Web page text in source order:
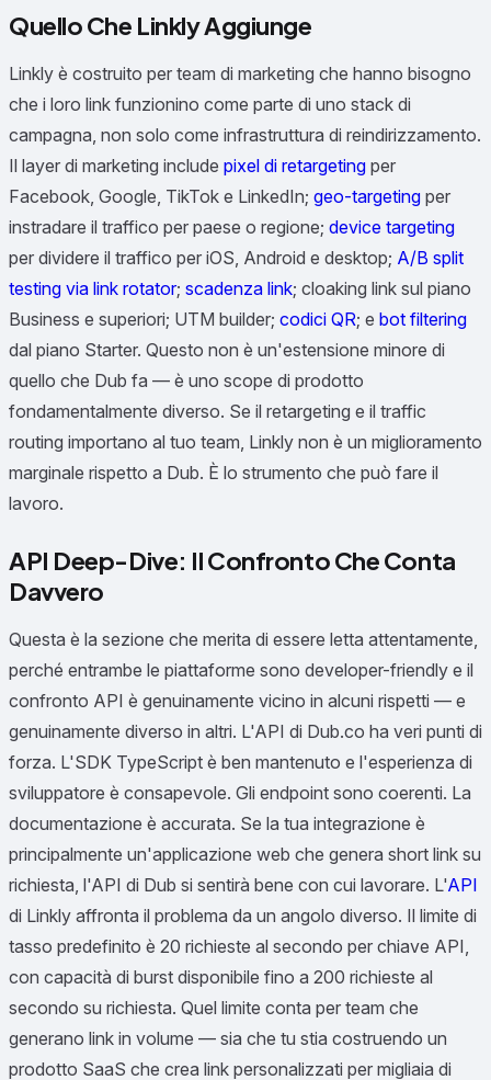
Quello Che Linkly Aggiunge
Linkly è costruito per team di marketing che hanno bisogno
che i loro link funzionino come parte di uno stack di
campagna, non solo come infrastruttura di reindirizzamento.
Il layer di marketing include pixel di retargeting per
Facebook, Google, TikTok e LinkedIn; geo-targeting per
instradare il traffico per paese o regione; device targeting
per dividere il traffico per iOS, Android e desktop; A/B split
testing via link rotator; scadenza link; cloaking link sul piano
Business e superiori; UTM builder; codici QR; e bot filtering
dal piano Starter. Questo non è un'estensione minore di
quello che Dub fa — è uno scope di prodotto
fondamentalmente diverso. Se il retargeting e il traffic
routing importano al tuo team, Linkly non è un miglioramento
marginale rispetto a Dub. È lo strumento che può fare il
lavoro.
API Deep-Dive: Il Confronto Che Conta
Davvero
Questa è la sezione che merita di essere letta attentamente,
perché entrambe le piattaforme sono developer-friendly e il
confronto API è genuinamente vicino in alcuni rispetti — e
genuinamente diverso in altri. L'API di Dub.co ha veri punti di
forza. L'SDK TypeScript è ben mantenuto e l'esperienza di
sviluppatore è consapevole. Gli endpoint sono coerenti. La
documentazione è accurata. Se la tua integrazione è
principalmente un'applicazione web che genera short link su
richiesta, l'API di Dub si sentirà bene con cui lavorare. L'API
di Linkly affronta il problema da un angolo diverso. Il limite di
tasso predefinito è 20 richieste al secondo per chiave API,
con capacità di burst disponibile fino a 200 richieste al
secondo su richiesta. Quel limite conta per team che
generano link in volume — sia che tu stia costruendo un
prodotto SaaS che crea link personalizzati per migliaia di